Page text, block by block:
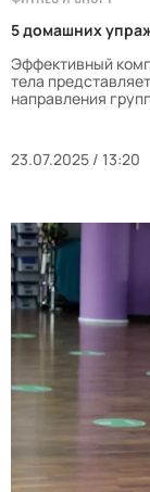
5 домашних
Эффективный
тела
направления
23.07.2025 / 13:20